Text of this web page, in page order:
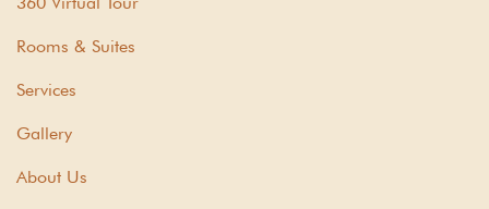
Rooms & Suites
Services
Gallery
About Us